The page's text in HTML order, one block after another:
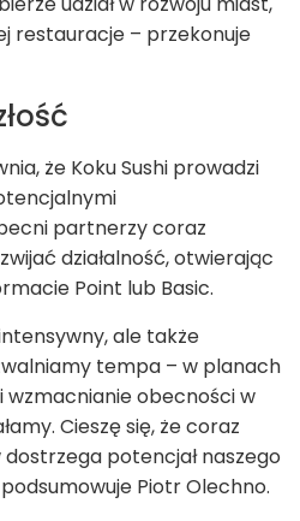
restauracje – przekonuje
że Koku Sushi prowadzi
partnerzy coraz
działalność, otwierając
Point lub Basic.
ale także
tempa – w planach
obecności w
Cieszę się, że coraz
potencjał naszego
Piotr Olechno.